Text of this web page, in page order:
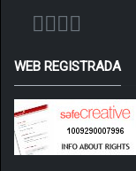
WEB REGISTRADA